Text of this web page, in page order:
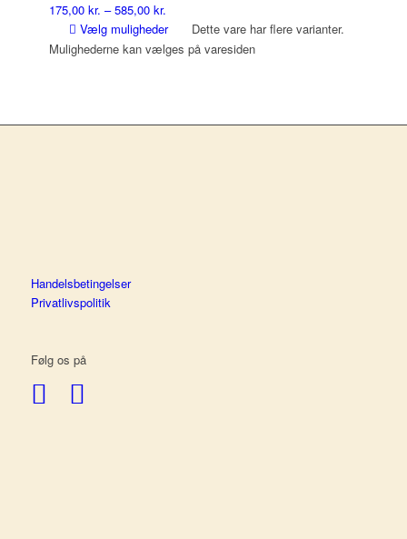
175,00 kr. –585,00 kr.
Vælg muligheder
Dette vare har flere varianter.
Mulighederne kan vælges på varesiden
Handelsbetingelser
Privatlivspolitik
Følg os på